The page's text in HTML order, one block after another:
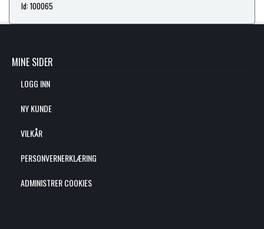
Id: 100065
MINE SIDER
LOGG INN
NY KUNDE
VILKÅR
PERSONVERNERKLÆRING
ADMINISTRER COOKIES